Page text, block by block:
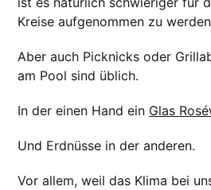
Kreise aufgenommen zu
Aber auch Picknicks oder
am Pool sind üblich.
In der einen Hand ein Glas
Und Erdnüsse in der anderen.
Vor allem, weil das Klima bei